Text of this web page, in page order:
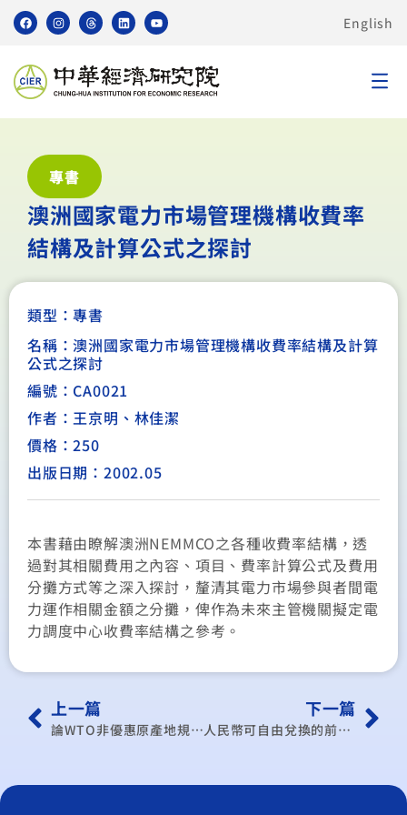
English
專書
澳洲國家電力市場管理機構收費率
結構及計算公式之探討
類型：專書
名稱：澳洲國家電力市場管理機構收費率結構及計算
公式之探討
編號：CA0021
作者：王京明、林佳潔
價格：250
出版日期：2002.05
本書藉由瞭解澳洲NEMMCO之各種收費率結構，透
過對其相關費用之內容、項目、費率計算公式及費用
分攤方式等之深入探討，釐清其電力市場參與者間電
力運作相關金額之分攤，俾作為未來主管機關擬定電
力調度中心收費率結構之參考。
上一篇
論WTO非優惠原產地規則之調和工作計劃（HWP)
下一篇
人民幣可自由兌換的前景：中國大陸體制轉型研究